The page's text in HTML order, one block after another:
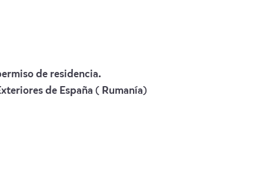
de residencia.
de España ( Rumanía)